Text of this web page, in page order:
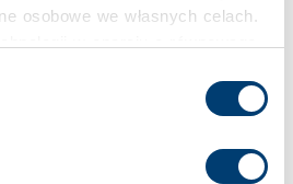
osobowe we własnych celach.
zgodę w dowolnej chwili ze
w firmie